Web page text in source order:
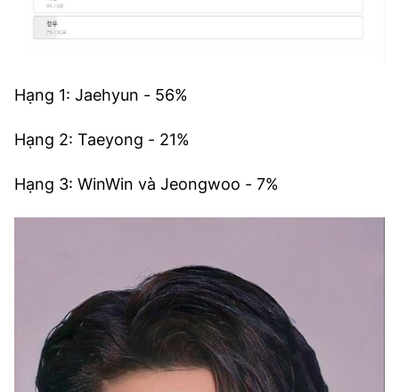
Hạng 1: Jaehyun - 56%
Hạng 2: Taeyong - 21%
Hạng 3: WinWin và Jeongwoo - 7%